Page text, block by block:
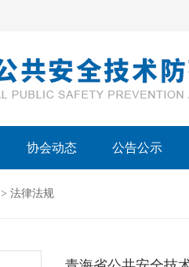
协会动态 公告公示
> 法律法规